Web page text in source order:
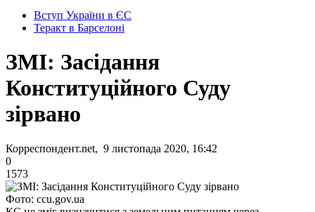
Вступ України в ЄС
Теракт в Барселоні
ЗМІ: Засідання
Конституційного Суду
зірвано
Корреспондент.net, 9 листопада 2020, 16:42
0
1573
Фото: ccu.gov.ua